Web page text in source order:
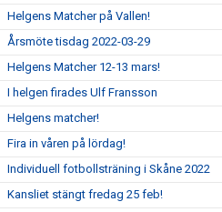
Helgens Matcher på Vallen!
Årsmöte tisdag 2022-03-29
Helgens Matcher 12-13 mars!
I helgen firades Ulf Fransson
Helgens matcher!
Fira in våren på lördag!
Individuell fotbollsträning i Skåne 2022
Kansliet stängt fredag 25 feb!